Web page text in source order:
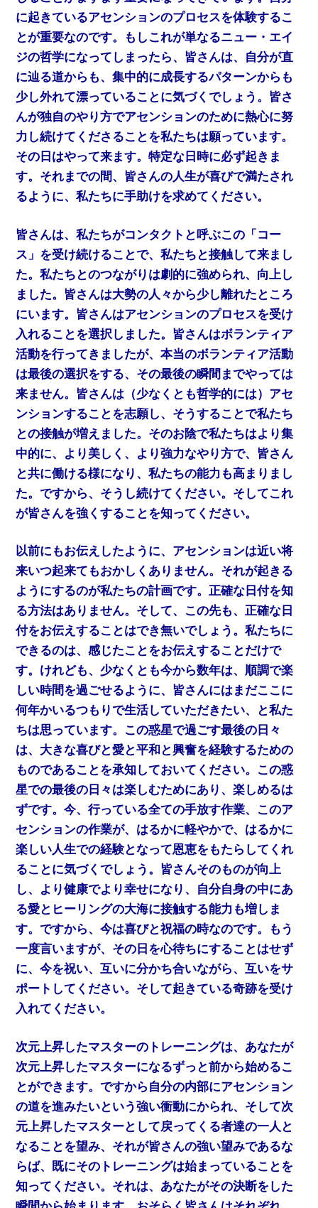
に起きているアセンションのプロセスを体験するこ
とが重要なのです。もしこれが単なるニュー・エイ
ジの哲学になってしまったら、皆さんは、自分が直
に辿る道からも、集中的に成長するパターンからも
少し外れて漂っていることに気づくでしょう。皆さ
んが独自のやり方でアセンションのために熱心に努
力し続けてくださることを私たちは願っています。
その日はやって来ます。特定な日時に必ず起きま
す。それまでの間、皆さんの人生が喜びで満たされ
るように、私たちに手助けを求めてください。
皆さんは、私たちがコンタクトと呼ぶこの「コー
ス 」を受け続けることで、私たちと接触して来まし
た。私たちとのつながりは劇的に強められ、向上し
ました。皆さんは大勢の人々から少し離れたところ
にいます。皆さんはアセンションのプロセスを受け
入れることを選択しました。皆さんはボランティア
活動を行ってきましたが、本当のボランティア活動
は最後の選択をする、その最後の瞬間までやっては
来ません。皆さんは（少なくとも哲学的には）アセ
ンションすることを志願し、そうすることで私たち
との接触が増えました。そのお陰で私たちはより集
中的に、より美しく、より強力なやり方で、皆さん
と共に働ける様になり、私たちの能力も高まりまし
た。ですから、そうし続けてください。そしてこれ
が皆さんを強くすることを知ってください。
以前にもお伝えしたように、アセンションは近い将
来いつ起来てもおかしくありません。それが起きる
ようにするのが私たちの計画です。正確な日付を知
る方法はありません。そして、この先も、正確な日
付をお伝えすることはでき無いでしょう。私たちに
できるのは、感じたことをお伝えすることだけで
す。けれども、少なくとも今から数年は、順調で楽
しい時間を過ごせるように、皆さんにはまだここに
何年かいるつもりで生活していただきたい、と私た
ちは思っています。この惑星で過ごす最後の日々
は、大きな喜びと愛と平和と興奮を経験するための
ものであることを承知しておいてください。この惑
星での最後の日々は楽しむためにあり、楽しめるは
ずです。今、行っている全ての手放す作業、このア
センションの作業が、はるかに軽やかで、はるかに
楽しい人生での経験となって恩恵をもたらしてくれ
ることに気づくでしょう。皆さんそのものが向上
し、より健康でより幸せになり、自分自身の中にあ
る愛とヒーリングの大海に接触する能力も増しま
す。ですから、今は喜びと祝福の時なのです。もう
一度言いますが、その日を心待ちにすることはせず
に、今を祝い、互いに分かち合いながら、互いをサ
ポートしてください。そして起きている奇跡を受け
入れてください。
次元上昇したマスターのトレーニングは、あなたが
次元上昇したマスターになるずっと前から始めるこ
とができます。ですから自分の内部にアセンション
の道を進みたいという強い衝動にかられ、そして次
元上昇したマスターとして戻ってくる者達の一人と
なることを望み、それが皆さんの強い望みであるな
らば、既にそのトレーニングは始まっていることを
知ってください。それは、あなたがその決断をした